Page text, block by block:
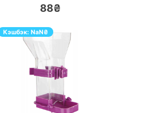
88₴
Кэшбэк: NaN₴
ПЕРЕЙТИ